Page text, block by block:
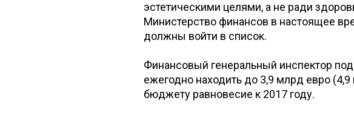
эстетическими целями, а не ради
Министерство финансов в настоящее
должны войти в список.
Финансовый генеральный инспектор
ежегодно находить до 3,9 млрд евро
бюджету равновесие к 2017 году.